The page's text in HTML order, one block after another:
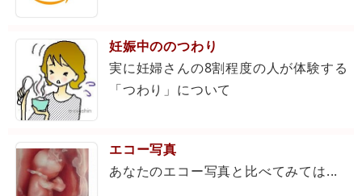
妊娠中ののつわり
実に妊婦さんの8割程度の人が体験する
「つわり」について
エコー写真
あなたのエコー写真と比べてみては...